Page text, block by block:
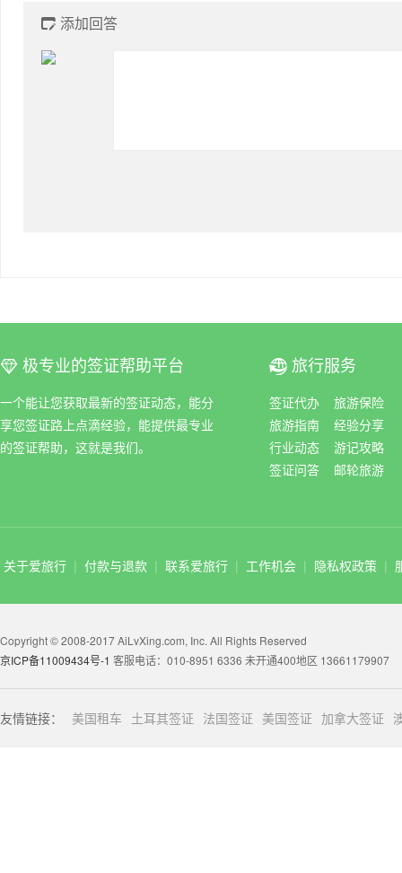
 添加回答
ꀆ 极专业的签证帮助平台
一个能让您获取最新的签证动态，能分
享您签证路上点滴经验，能提供最专业
的签证帮助，这就是我们。
ꀇ 旅行服务
签证代办
旅游保险
旅游指南
经验分享
行业动态
游记攻略
签证问答
邮轮旅游
关于爱旅行 | 付款与退款 | 联系爱旅行 | 工作机会 | 隐私权政策 |
Copyright © 2008-2017 AiLvXing.com, Inc. All Rights Reserved
京ICP备11009434号-1 客服电话：010-8951 6336 未开通400地区 13661179907
友情链接： 美国租车 土耳其签证 法国签证 美国签证 加拿大签证